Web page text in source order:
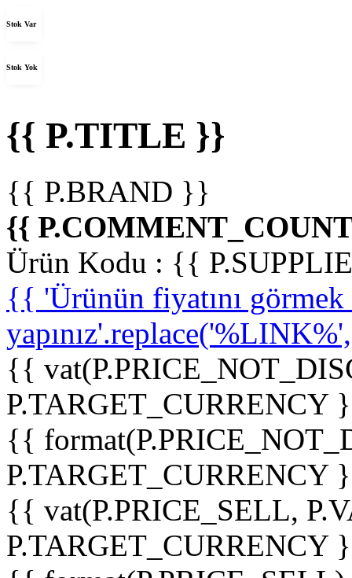
Stok Var
Stok Yok
{{ P.TITLE }}
{{ P.BRAND }}
{{
Ürün Kodu : {{
{{ 'Ürünün fiyatını
{{
P.TARGET_CURRENCY
{{
P.TARGET_CURRENCY
{{ vat(P.PRICE_SELL,
P.TARGET_CURRENCY